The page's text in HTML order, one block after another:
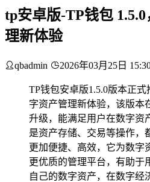
tp安卓版-TP钱包
理新体验
qbadmin 2026年03月25日
TP钱包安卓版1.5.0版本正
字资产管理新体验，该版本
升级，能满足用户在数字资
是资产存储、交易等操作，
更加便捷、高效，它为数字
更优质的管理平台，有助于
自己的数字资产，在数字经